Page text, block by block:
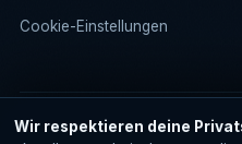
Cookie-Einstellungen
Hafenschnack Marketing © 2026
Wir respektieren deine